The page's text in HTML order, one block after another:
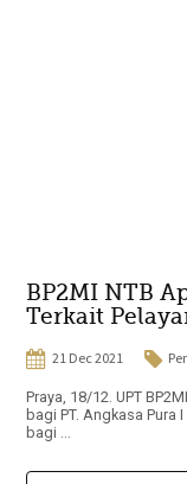
BP2MI NTB
Terkait
21 Dec 2021
Praya, 18/12. UPT
bagi PT. Angkasa Pura
bagi ...